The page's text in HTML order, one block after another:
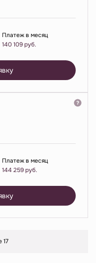
Платеж в месяц
140 109руб.
Платеж в месяц
144 259руб.
17